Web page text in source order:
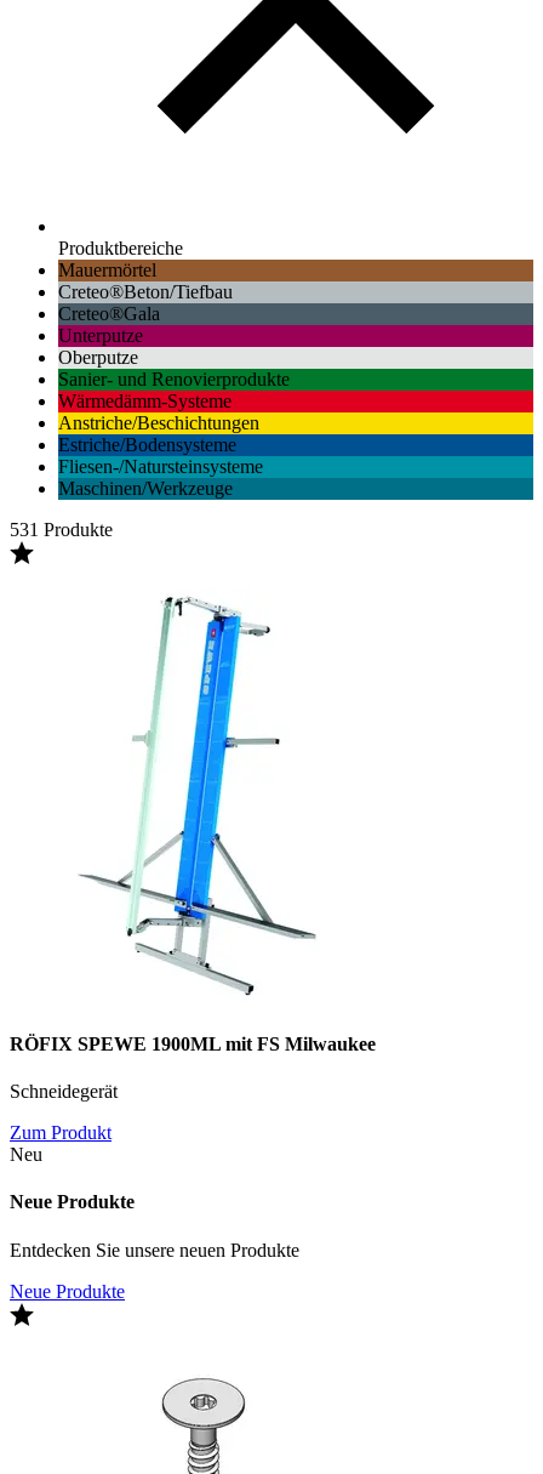
Produktbereiche
Mauermörtel
Creteo®Beton/Tiefbau
Creteo®Gala
Unterputze
Oberputze
Sanier- und Renovierprodukte
Wärmedämm-Systeme
Anstriche/Beschichtungen
Estriche/Bodensysteme
Fliesen-/Natursteinsysteme
Maschinen/Werkzeuge
531 Produkte
RÖFIX SPEWE 1900ML mit FS Milwaukee
Schneidegerät
Zum Produkt
Neu
Neue Produkte
Entdecken Sie unsere neuen Produkte
Neue Produkte